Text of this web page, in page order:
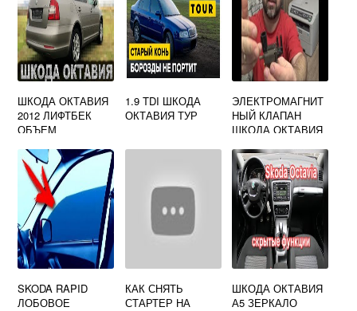
ШКОДА ОКТАВИЯ
2012 ЛИФТБЕК
ОБЪЕМ
1.9 TDI ШКОДА
ОКТАВИЯ ТУР
ЭЛЕКТРОМАГНИТ
НЫЙ КЛАПАН
ШКОДА ОКТАВИЯ
SKODA RAPID
ЛОБОВОЕ
КАК СНЯТЬ
СТАРТЕР НА
ШКОДА ОКТАВИЯ
А5 ЗЕРКАЛО